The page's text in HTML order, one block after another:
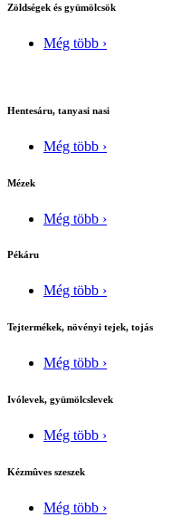
Zöldségek és gyümölcsök
Még több ›
Hentesáru, tanyasi nasi
Még több ›
Mézek
Még több ›
Pékáru
Még több ›
Tejtermékek, növényi tejek, tojás
Még több ›
Ivólevek, gyümölcslevek
Még több ›
Kézmûves szeszek
Még több ›